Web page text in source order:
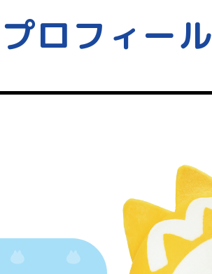
プロフィール